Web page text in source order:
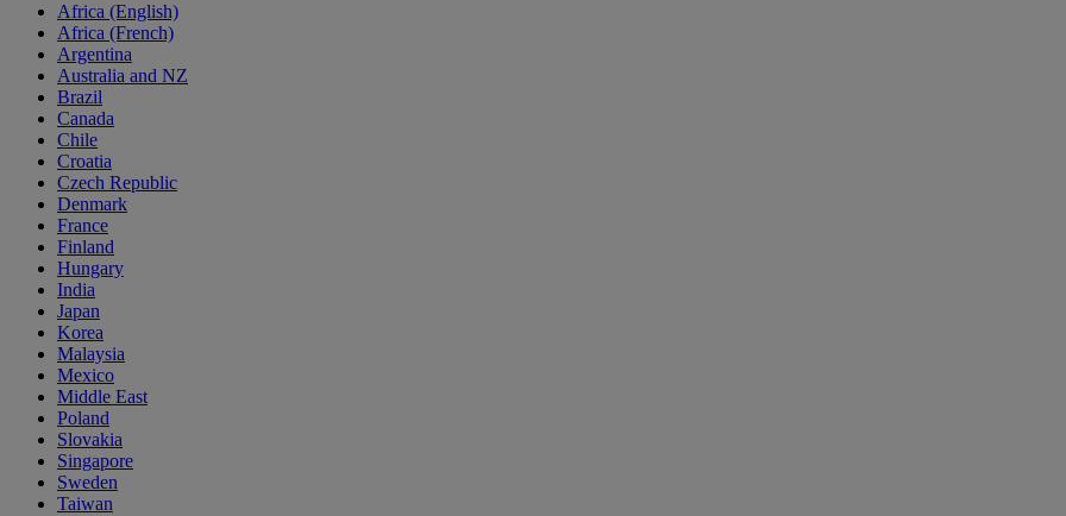
Africa (English)
Africa (French)
Argentina
Australia and NZ
Brazil
Canada
Chile
Croatia
Czech Republic
Denmark
France
Finland
Hungary
India
Japan
Korea
Malaysia
Mexico
Middle East
Poland
Slovakia
Singapore
Sweden
Taiwan